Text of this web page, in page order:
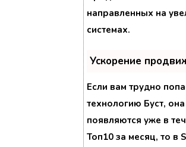
направленных на
системах.
Ускорение
Если вам трудно
технологию Буст,
появляются уже в
Топ10 за месяц, то в